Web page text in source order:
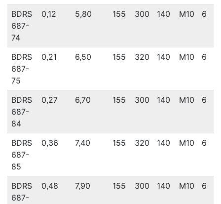
BDRS
687-
74
0,12 5,80 155 300 140 M10 6
BDRS
687-
75
0,21 6,50 155 320 140 M10 6
BDRS
687-
84
0,27 6,70 155 300 140 M10 6
BDRS
687-
85
0,36 7,40 155 320 140 M10 6
BDRS
687-
0,48 7,90 155 300 140 M10 6